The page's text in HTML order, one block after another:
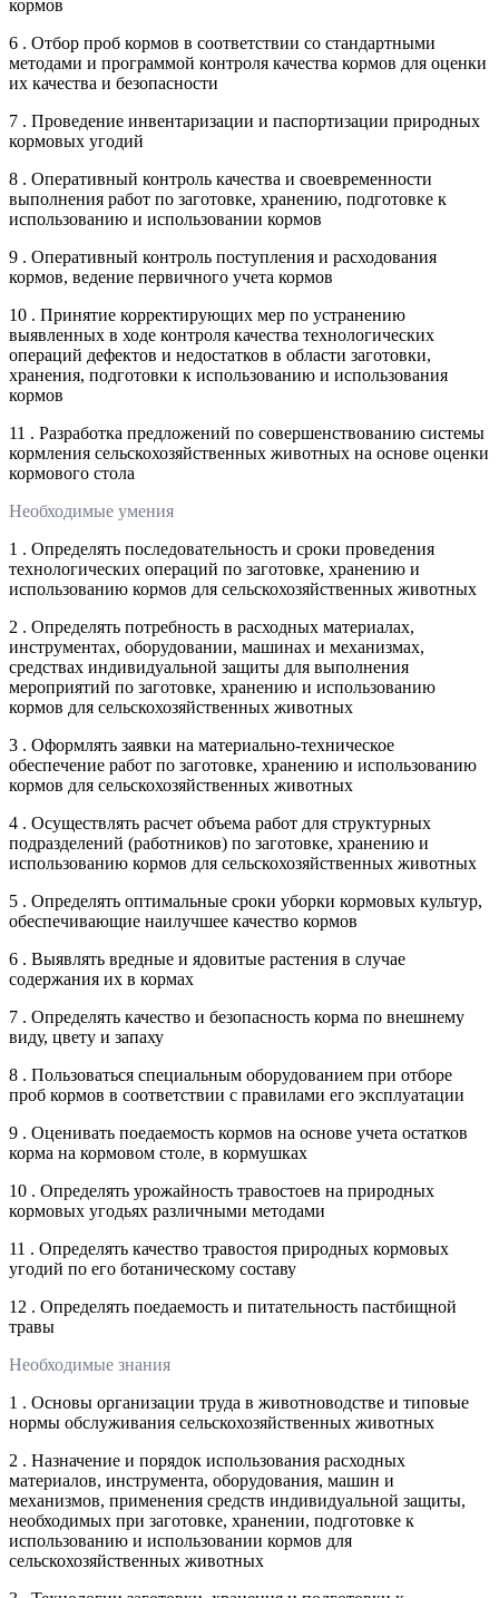
кормов
6 . Отбор проб кормов в соответствии со стандартными
методами и программой контроля качества кормов для оценки
их качества и безопасности
7 . Проведение инвентаризации и паспортизации природных
кормовых угодий
8 . Оперативный контроль качества и своевременности
выполнения работ по заготовке, хранению, подготовке к
использованию и использовании кормов
9 . Оперативный контроль поступления и расходования
кормов, ведение первичного учета кормов
10 . Принятие корректирующих мер по устранению
выявленных в ходе контроля качества технологических
операций дефектов и недостатков в области заготовки,
хранения, подготовки к использованию и использования
кормов
11 . Разработка предложений по совершенствованию системы
кормления сельскохозяйственных животных на основе оценки
кормового стола
Необходимые умения
1 . Определять последовательность и сроки проведения
технологических операций по заготовке, хранению и
использованию кормов для сельскохозяйственных животных
2 . Определять потребность в расходных материалах,
инструментах, оборудовании, машинах и механизмах,
средствах индивидуальной защиты для выполнения
мероприятий по заготовке, хранению и использованию
кормов для сельскохозяйственных животных
3 . Оформлять заявки на материально-техническое
обеспечение работ по заготовке, хранению и использованию
кормов для сельскохозяйственных животных
4 . Осуществлять расчет объема работ для структурных
подразделений (работников) по заготовке, хранению и
использованию кормов для сельскохозяйственных животных
5 . Определять оптимальные сроки уборки кормовых культур,
обеспечивающие наилучшее качество кормов
6 . Выявлять вредные и ядовитые растения в случае
содержания их в кормах
7 . Определять качество и безопасность корма по внешнему
виду, цвету и запаху
8 . Пользоваться специальным оборудованием при отборе
проб кормов в соответствии с правилами его эксплуатации
9 . Оценивать поедаемость кормов на основе учета остатков
корма на кормовом столе, в кормушках
10 . Определять урожайность травостоев на природных
кормовых угодьях различными методами
11 . Определять качество травостоя природных кормовых
угодий по его ботаническому составу
12 . Определять поедаемость и питательность пастбищной
травы
Необходимые знания
1 . Основы организации труда в животноводстве и типовые
нормы обслуживания сельскохозяйственных животных
2 . Назначение и порядок использования расходных
материалов, инструмента, оборудования, машин и
механизмов, применения средств индивидуальной защиты,
необходимых при заготовке, хранении, подготовке к
использованию и использовании кормов для
сельскохозяйственных животных